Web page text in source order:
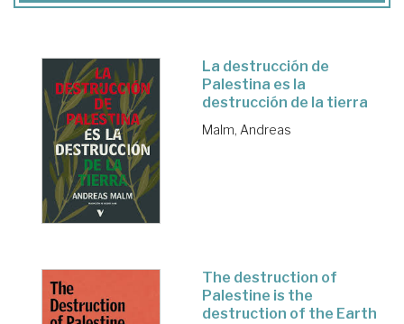
La destrucción de
Palestina es la
destrucción de la tierra
Malm, Andreas
The destruction of
Palestine is the
destruction of the Earth